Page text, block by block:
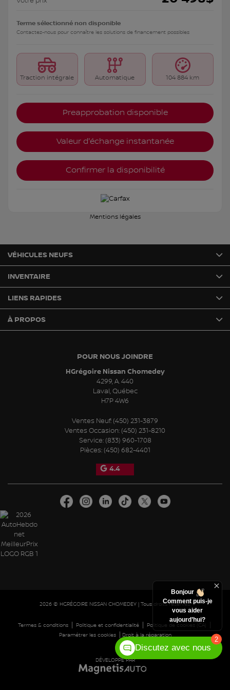
Terme sélectionné non disponible
Contactez-nous pour connaître les solutions de financement possibles
Traction intégrale Automatique 104 884 km
Preapprobation disponible
Valeur d'échange instantanée
Confirmer la disponibilité
Mentions légales
POUR NOUS JOINDRE
HGrégoire Nissan Chomedey
4299, A. 440
Laval,Québec
H7P 4W6
Ventes Neuf: (450) 231-3879
Ventes Occasion: (450) 231-8210
Service: (833) 960-1708
Pièces: (450) 682-4401
4.4
VÉHICULES NEUFS
INVENTAIRE
LIENS RAPIDES
À PROPOS
2026 © HGRÉGOIRE NISSAN CHOMEDEY| Tous droits réservés.
Termes & conditions| Politique et confidentialité| Politique de cookies (CA) |
Paramétrer les cookies| Droit à la réparation
DÉVELOPPÉ PAR
2
Bonjour
Comment puis-je
vous aider
aujourd’hui?
Discutez avec nous